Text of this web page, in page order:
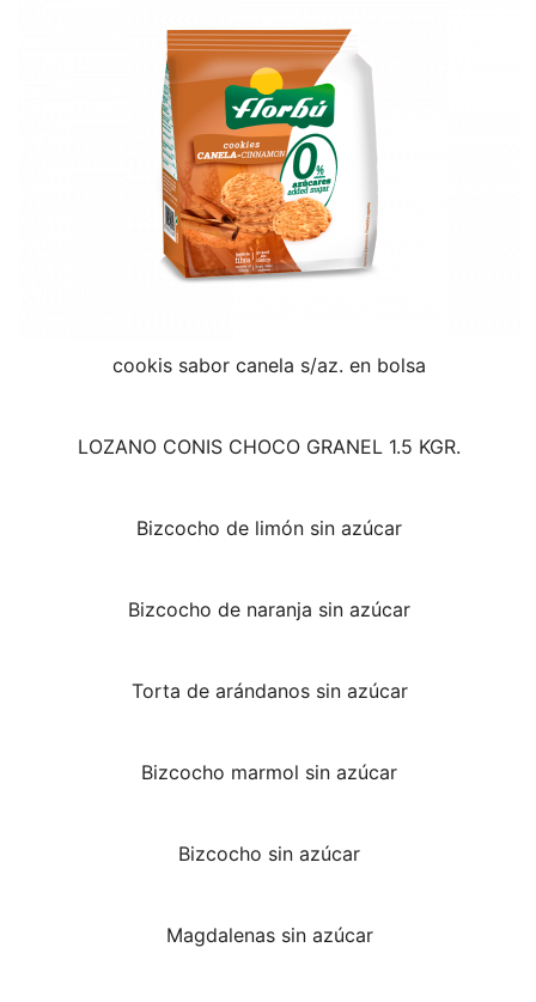
cookis sabor canela s/az. en bolsa
LOZANO CONIS CHOCO GRANEL 1.5 KGR.
Bizcocho de limón sin azúcar
Bizcocho de naranja sin azúcar
Torta de arándanos sin azúcar
Bizcocho marmol sin azúcar
Bizcocho sin azúcar
Magdalenas sin azúcar